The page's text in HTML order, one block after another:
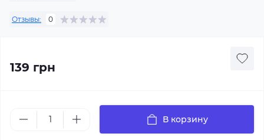
Отзывы: 0
139 грн
В корзину